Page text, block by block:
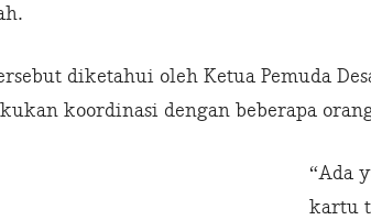
diketahui oleh Ketua Pemuda
koordinasi dengan beberapa
“Ada
kartu